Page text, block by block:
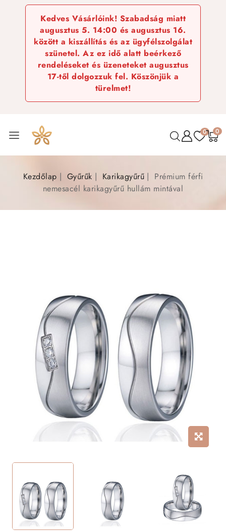
Kedves Vásárlóink! Szabadság miatt
augusztus 5. 14:00 és augusztus 16.
között a kiszállítás és az ügyfélszolgálat
szünetel. Az ez idő alatt beérkező
rendeléseket és üzeneteket augusztus
17-től dolgozzuk fel. Köszönjük a
türelmet!
0 0
Kezdőlap Gyűrűk Karikagyűrű
Prémium férfi
nemesacél karikagyűrű hullám mintával